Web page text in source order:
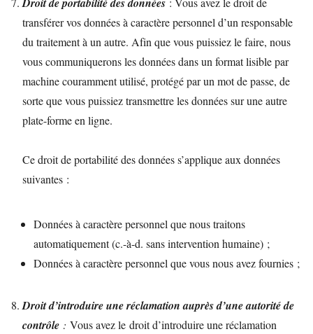
transférer vos données à caractère personnel d’un responsable
du traitement à un autre. Afin que vous puissiez le faire, nous
vous communiquerons les données dans un format lisible par
machine couramment utilisé, protégé par un mot de passe, de
sorte que vous puissiez transmettre les données sur une autre
plate-forme en ligne.
Ce droit de portabilité des données s’applique aux données
suivantes :
Données à caractère personnel que nous traitons
automatiquement (c.-à-d. sans intervention humaine) ;
Données à caractère personnel que vous nous avez fournies ;
Droit d’introduire une réclamation auprès d’une autorité de
contrôle : Vous avez le droit d’introduire une réclamation